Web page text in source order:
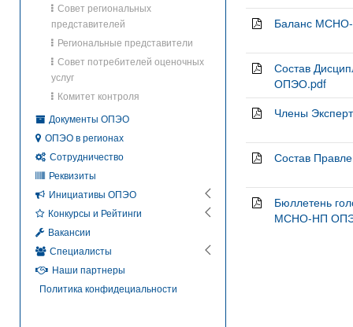
Баланс
Состав
ОПЭО.pdf
Члены
Состав
Бюллетень
МСНО-НП
Совет региональных
представителей
Региональные представители
Совет потребителей оценочных
услуг
Комитет контроля
Документы ОПЭО
ОПЭО в регионах
Сотрудничество
Реквизиты
Инициативы ОПЭО
Конкурсы и Рейтинги
Вакансии
Специалисты
Наши партнеры
Политика конфидециальности